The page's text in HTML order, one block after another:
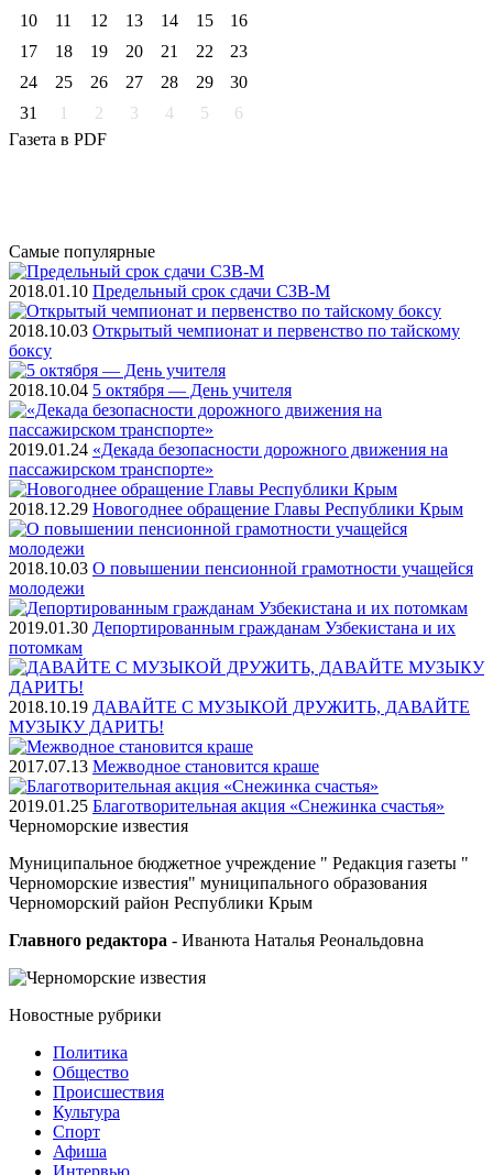
10
11 12 13 14 15
16
17
18 19 20 21 22
23
24
25 26 27 28 29
30
31
1 2 3 4 5
6
Газета в PDF
Самые популярные
2018.01.10 Предельный срок сдачи СЗВ-М
2018.10.03 Открытый чемпионат и первенство по тайскому
боксу
2018.10.04 5 октября — День учителя
2019.01.24 «Декада безопасности дорожного движения на
пассажирском транспорте»
2018.12.29 Новогоднее обращение Главы Республики Крым
2018.10.03 О повышении пенсионной грамотности учащейся
молодежи
2019.01.30 Депортированным гражданам Узбекистана и их
потомкам
2018.10.19 ДАВАЙТЕ С МУЗЫКОЙ ДРУЖИТЬ, ДАВАЙТЕ
МУЗЫКУ ДАРИТЬ!
2017.07.13 Межводное становится краше
2019.01.25 Благотворительная акция «Снежинка счастья»
Черноморские известия
Муниципальное бюджетное учреждение " Редакция газеты "
Черноморские известия" муниципального образования
Черноморский район Республики Крым
Главного редактора - Иванюта Наталья Реональдовна
Новостные рубрики
Политика
Общество
Проиcшествия
Культура
Спорт
Афиша
Интервью